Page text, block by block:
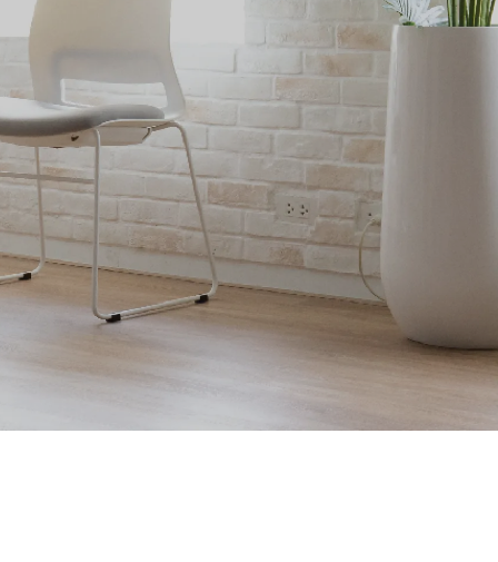
Bookshelf & Multimedia
Wall decoration
Walk-in closet
Wardrobe
Partition & Sliding Door